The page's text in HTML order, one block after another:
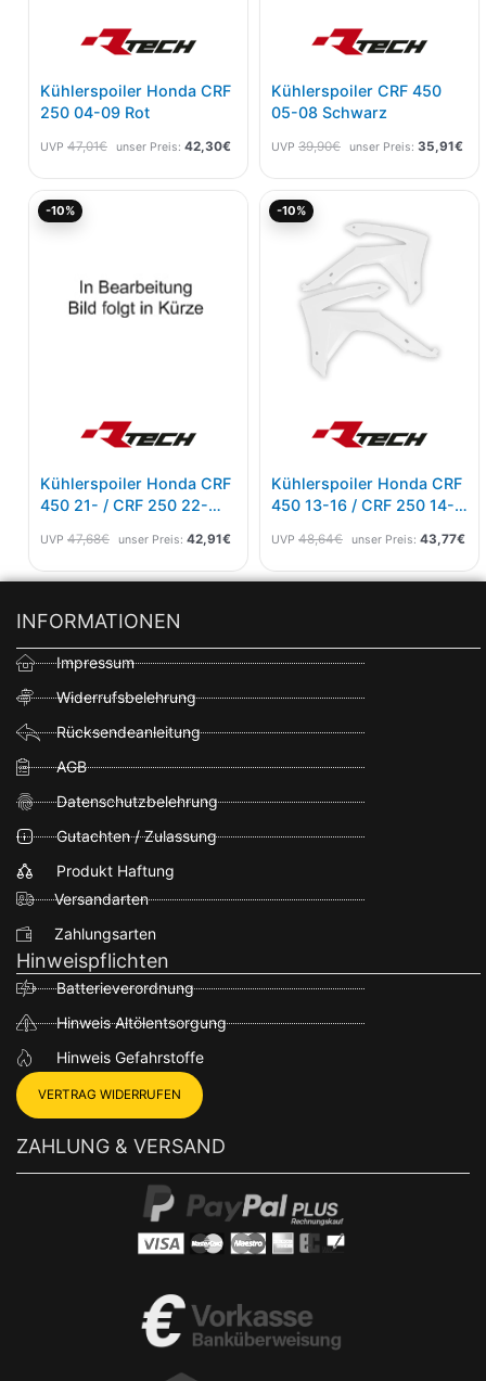
Kühlerspoiler Honda CRF
250 04-09 Rot
UVP 47,01€ unser Preis: 42,30€
Kühlerspoiler CRF 450
05-08 Schwarz
UVP 39,90€ unser Preis: 35,91€
-10%
Kühlerspoiler Honda CRF
450 21- / CRF 250 22-
UVP 47,68€ unser Preis: 42,91€
Aktueller
-10%
Kühlerspoiler Honda CRF
450 13-16 / CRF 250 14-
UVP 48,64€
war:
48,64€
unser Preis: 43,77€
INFORMATIONEN
Impressum
Widerrufsbelehrung
Rücksendeanleitung
AGB
Datenschutzbelehrung
Gutachten / Zulassung
Produkt Haftung
Versandarten
Zahlungsarten
Hinweispflichten
Batterieverordnung
Hinweis Altölentsorgung
Hinweis Gefahrstoffe
VERTRAG WIDERRUFEN
ZAHLUNG & VERSAND